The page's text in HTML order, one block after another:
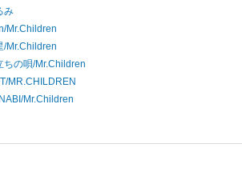
み
Mr.Children
/Mr.Children
ちの唄/Mr.Children
MR.CHILDREN
Mr.Children